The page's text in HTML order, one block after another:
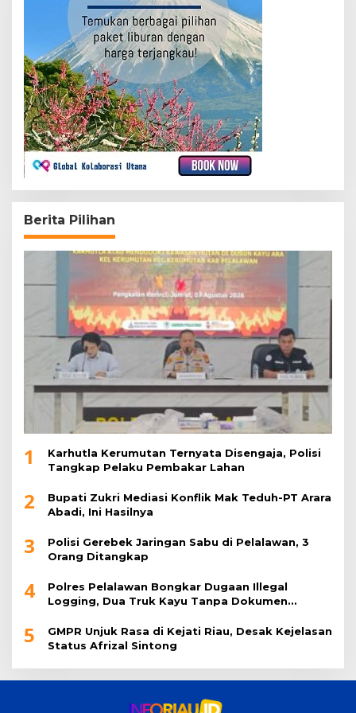
Berita Pilihan
1
Karhutla Kerumutan Ternyata Disengaja, Polisi
Tangkap Pelaku Pembakar Lahan
2
Bupati Zukri Mediasi Konflik Mak Teduh-PT Arara
Abadi, Ini Hasilnya
3
Polisi Gerebek Jaringan Sabu di Pelalawan, 3
Orang Ditangkap
4
Polres Pelalawan Bongkar Dugaan Illegal
Logging, Dua Truk Kayu Tanpa Dokumen
5
GMPR Unjuk Rasa di Kejati Riau, Desak Kejelasan
Status Afrizal Sintong